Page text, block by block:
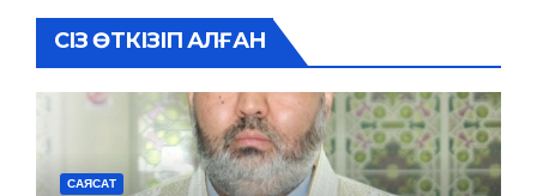
СІЗ ӨТКІЗІП АЛҒАН
САЯСАТ